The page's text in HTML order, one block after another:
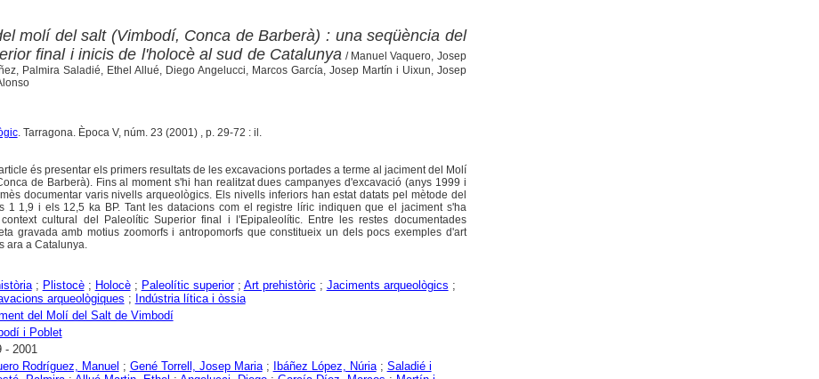
molí del salt (Vimbodí, Conca de Barberà) : una seqüència del
final i inicis de l'holocè al sud de Catalunya / Manuel Vaquero, Josep
Palmira Saladié, Ethel Allué, Diego Angelucci, Marcos García, Josep Martín i Uixun, Josep
. Tarragona. Època V, núm. 23 (2001) , p. 29-72 : il.
és presentar els primers resultats de les excavacions portades a terme al jaciment del Molí
de Barberà). Fins al moment s'hi han realitzat dues campanyes d'excavació (anys 1999 i
documentar varis nivells arqueològics. Els nivells inferiors han estat datats pel mètode del
1 1,9 i els 12,5 ka BP. Tant les datacions com el registre líric indiquen que el jaciment s'ha
cultural del Paleolític Superior final i l'Epipaleolític. Entre les restes documentades
gravada amb motius zoomorfs i antropomorfs que constitueix un dels pocs exemples d'art
ara a Catalunya.
; Plistocè; Holocè; Paleolític superior; Art prehistòric ; Jaciments arqueològics ;
arqueològiques ; Indústria lítica i òssia
del Molí del Salt de Vimbodí
i Poblet
- 2001
Rodríguez, Manuel ; Gené Torrell, Josep Maria; Ibáñez López, Núria; Saladié i